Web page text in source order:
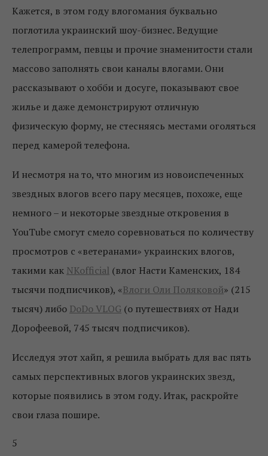
Кажется, в этом году влогомания буквально
поглотила украинский шоу-бизнес. Ведущие
телепрограмм, певцы и прочие знаменитости стали
массово заполнять свои каналы влогами. Они
рассказывают о хобби и досуге, показывают свое
жилье и даже демонстрируют отличную
физическую форму, не стесняясь местами оголяться
перед камерой телефона.
И несмотря на то, что многим из новоиспеченных
звездных влогов всего пару месяцев, похоже, еще
немного – и некоторые звездные откровения в
YouTube смогут смело соревноваться по количеству
просмотров с «ветеранами» украинских влогов,
такими как NKofficial (влог Насти Каменских, 184
тысячи подписчиков), «Влоги Оли Поляковой» (215
тысяч) либо DoDo VLOG (о путешествиях от Нади
Дорофеевой, 745 тысяч подписчиков).
Исследуя этот хайп, я решила выбрать для вас пять
самых перспективных влогов украинских звезд,
которые появились в этом году. Итак, раскройте
свои глаза пошире.
5